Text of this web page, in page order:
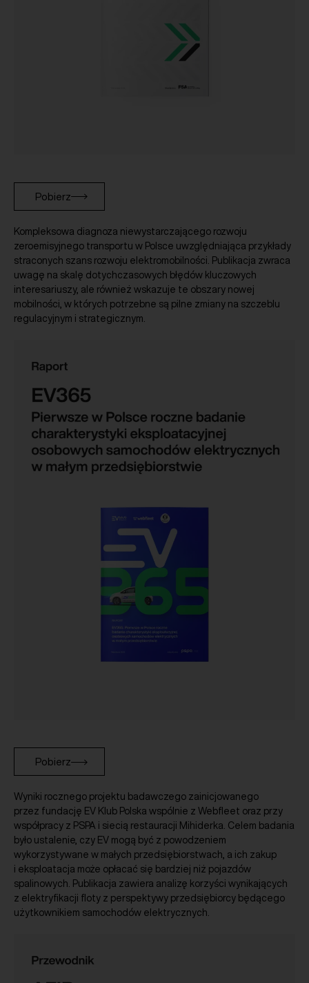
Pobierz
Kompleksowa diagnoza niewystarczającego rozwoju
zeroemisyjnego transportu w Polsce uwzględniająca przykłady
straconych szans rozwoju elektromobilności. Publikacja zwraca
uwagę na skalę dotychczasowych błędów kluczowych
interesariuszy, ale również wskazuje te obszary nowej
mobilności, w których potrzebne są pilne zmiany na szczeblu
regulacyjnym i strategicznym.
Pobierz
Wyniki rocznego projektu badawczego zainicjowanego
przez fundację EV Klub Polska wspólnie z Webfleet oraz przy
współpracy z PSPA i siecią restauracji Mihiderka. Celem badania
było ustalenie, czy EV mogą być z powodzeniem
wykorzystywane w małych przedsiębiorstwach, a ich zakup
i eksploatacja może opłacać się bardziej niż pojazdów
spalinowych. Publikacja zawiera analizę korzyści wynikających
z elektryfikacji floty z perspektywy przedsiębiorcy będącego
użytkownikiem samochodów elektrycznych.